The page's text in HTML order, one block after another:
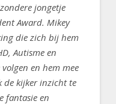
jongetje
Award. Mikey
die zich bij hem
Autisme en
en hem mee
de kijker inzicht te
fantasie en